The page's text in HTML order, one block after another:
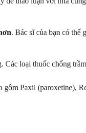
. Bác sĩ của bạn có thể
loại thuốc chống
gồm Paxil (paroxetine),